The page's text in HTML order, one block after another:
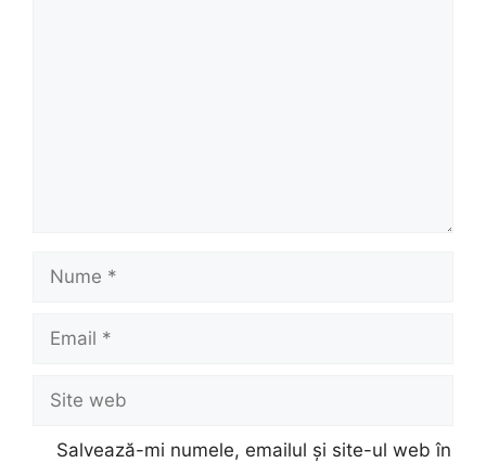
web
Salvează-mi numele, emailul și site-ul web în